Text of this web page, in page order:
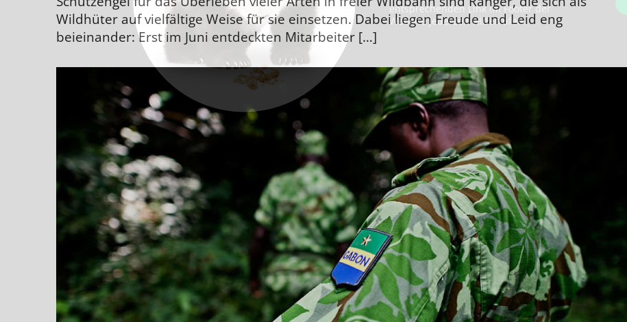
Wildhüter auf vielfältige Weise für sie einsetzen. Dabei liegen Freude und Leid eng
beieinander: Erst im Juni entdeckten Mitarbeiter […]
entsprechenden Link im Footer der
Website jederzeit widerrufen.